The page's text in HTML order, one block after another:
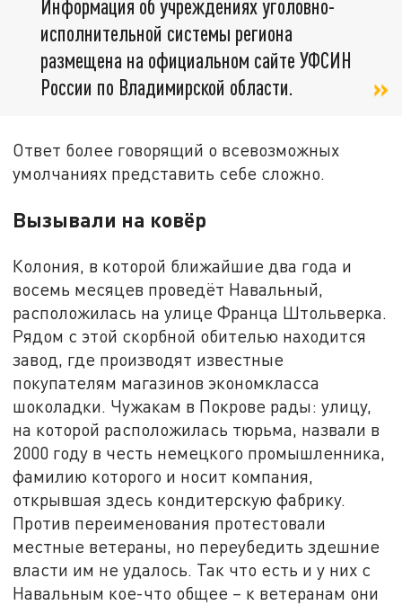
Информация об учреждениях уголовно-
исполнительной системы региона
размещена на официальном сайте УФСИН
России по Владимирской области.
Ответ более говорящий о всевозможных
умолчаниях представить себе сложно.
Вызывали на ковёр
Колония, в которой ближайшие два года и
восемь месяцев проведёт Навальный,
расположилась на улице Франца Штольверка.
Рядом с этой скорбной обителью находится
завод, где производят известные
покупателям магазинов экономкласса
шоколадки. Чужакам в Покрове рады: улицу,
на которой расположилась тюрьма, назвали в
2000 году в честь немецкого промышленника,
фамилию которого и носит компания,
открывшая здесь кондитерскую фабрику.
Против переименования протестовали
местные ветераны, но переубедить здешние
власти им не удалось. Так что есть и у них с
Навальным кое-что общее – к ветеранам они